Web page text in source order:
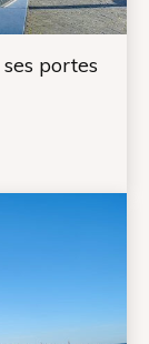
portes